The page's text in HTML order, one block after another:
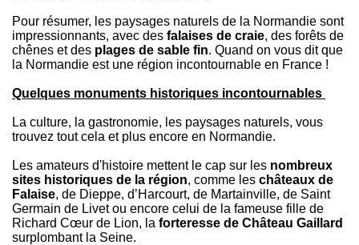
Pour résumer, les paysages naturels de la Normandie sont
impressionnants, avec des falaises de craie, des forêts de
chênes et des plages de sable fin. Quand on vous dit que
la Normandie est une région incontournable en France !
Quelques monuments historiques incontournables
La culture, la gastronomie, les paysages naturels, vous
trouvez tout cela et plus encore en Normandie.
Les amateurs d'histoire mettent le cap sur les nombreux
sites historiques de la région, comme les châteaux de
Falaise, de Dieppe, d’Harcourt, de Martainville, de Saint
Germain de Livet ou encore celui de la fameuse fille de
Richard Cœur de Lion, la forteresse de Château Gaillard
surplombant la Seine.